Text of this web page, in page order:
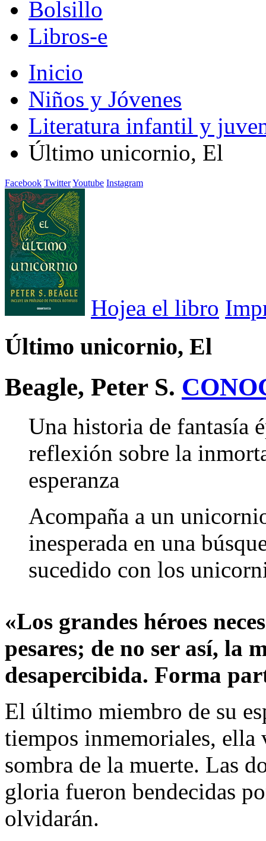
Bolsillo
Libros-e
Inicio
Niños y Jóvenes
Literatura infantil y
Último unicornio, El
Facebook TwitterYoutube Instagram
Hojea el libro
Último unicornio, El
Beagle, Peter S.
Una historia de fantasía
reflexión sobre la
esperanza
Acompaña a un
inesperada en una
sucedido con los
«Los grandes héroes
pesares; de no ser así, la
desapercibida. Forma
El último miembro de su
tiempos inmemoriales, ella
sombra de la muerte. Las
gloria fueron bendecidas
olvidarán.